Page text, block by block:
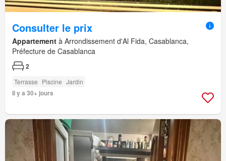
Consulter le prix
Appartement à Arrondissement d'Al Fida, Casablanca,
Préfecture de Casablanca
2
Terrasse Piscine Jardin
Il y a 30+ jours